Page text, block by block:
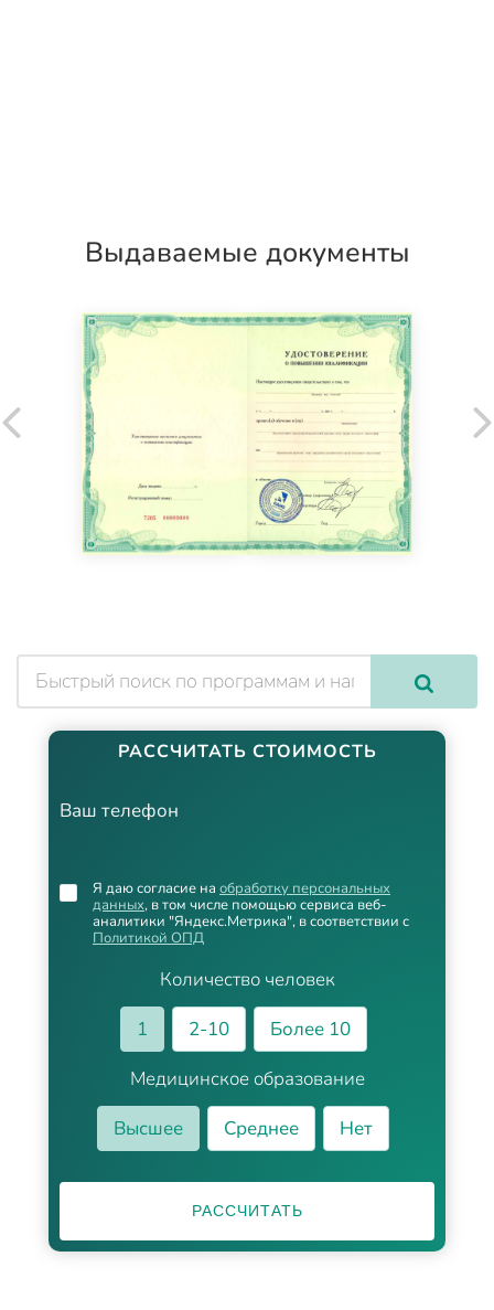
Выдаваемые документы
РАССЧИТАТЬ СТОИМОСТЬ
Ваш телефон
Количество человек
1
2-10
Более 10
Медицинское образование
Высшее
Среднее Нет
Я даю согласие на обработку персональных
данных, в том числе помощью сервиса веб-
аналитики "Яндекс.Метрика", в соответствии с
Политикой ОПД
РАССЧИТАТЬ